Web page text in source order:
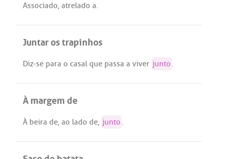
Associado, atrelado a.
Juntar os trapinhos
Diz-se para o casal que passa a viver junto .
À margem de
À beira de, ao lado de, junto .